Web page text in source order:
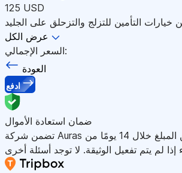
125 USD
خيارات التأمين للتزلج والتزحلق على الجليد
عرض الكل
السعر الإجمالي:
العودة
ادفع
ضمان استعادة الأموال
تضمن شركة Auras للتأمين استرداد من المبلغ خلال 14 يومًا من